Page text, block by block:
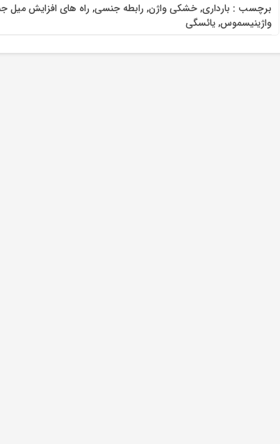
برچسب : بارداری,خشکی واژن, رابطه جنسی, راه های افزایش میل
واژینیسموس,یائسگی